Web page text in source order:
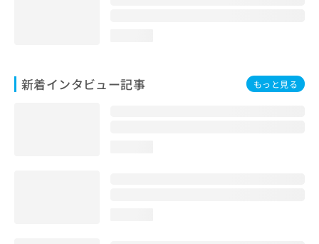
新着インタビュー記事 もっと見る